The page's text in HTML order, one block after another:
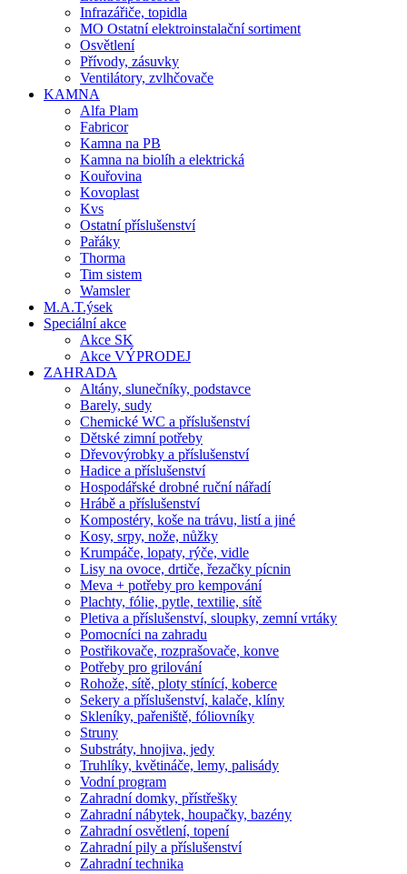
Infrazářiče, topidla
MO Ostatní elektroinstalační sortiment
Osvětlení
Přívody, zásuvky
Ventilátory, zvlhčovače
KAMNA
Alfa Plam
Fabricor
Kamna na PB
Kamna na biolíh a elektrická
Kouřovina
Kovoplast
Kvs
Ostatní příslušenství
Pařáky
Thorma
Tim sistem
Wamsler
M.A.T.ýsek
Speciální akce
Akce SK
Akce VÝPRODEJ
ZAHRADA
Altány, slunečníky, podstavce
Barely, sudy
Chemické WC a příslušenství
Dětské zimní potřeby
Dřevovýrobky a příslušenství
Hadice a příslušenství
Hospodářské drobné ruční nářadí
Hrábě a příslušenství
Kompostéry, koše na trávu, listí a jiné
Kosy, srpy, nože, nůžky
Krumpáče, lopaty, rýče, vidle
Lisy na ovoce, drtiče, řezačky pícnin
Meva + potřeby pro kempování
Plachty, fólie, pytle, textilie, sítě
Pletiva a příslušenství, sloupky, zemní vrtáky
Pomocníci na zahradu
Postřikovače, rozprašovače, konve
Potřeby pro grilování
Rohože, sítě, ploty stínící, koberce
Sekery a příslušenství, kalače, klíny
Skleníky, pařeniště, fóliovníky
Struny
Substráty, hnojiva, jedy
Truhlíky, květináče, lemy, palisády
Vodní program
Zahradní domky, přístřešky
Zahradní nábytek, houpačky, bazény
Zahradní osvětlení, topení
Zahradní pily a příslušenství
Zahradní technika